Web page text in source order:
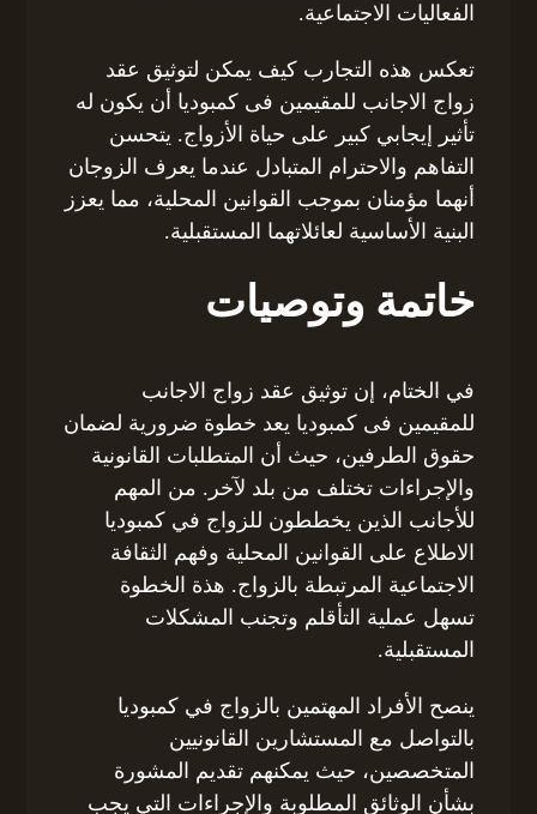
الفعاليات الاجتماعية.
تعكس هذه التجارب كيف يمكن لتوثيق عقد
زواج الاجانب للمقيمين فى كمبوديا أن يكون له
تأثير إيجابي كبير على حياة الأزواج. يتحسن
التفاهم والاحترام المتبادل عندما يعرف الزوجان
أنهما مؤمنان بموجب القوانين المحلية، مما يعزز
البنية الأساسية لعائلاتهما المستقبلية.
خاتمة وتوصيات
في الختام، إن توثيق عقد زواج الاجانب
للمقيمين فى كمبوديا يعد خطوة ضرورية لضمان
حقوق الطرفين، حيث أن المتطلبات القانونية
والإجراءات تختلف من بلد لآخر. من المهم
للأجانب الذين يخططون للزواج في كمبوديا
الاطلاع على القوانين المحلية وفهم الثقافة
الاجتماعية المرتبطة بالزواج. هذة الخطوة
تسهل عملية التأقلم وتجنب المشكلات
المستقبلية.
ينصح الأفراد المهتمين بالزواج في كمبوديا
بالتواصل مع المستشارين القانونيين
المتخصصين، حيث يمكنهم تقديم المشورة
بشأن الوثائق المطلوبة والإجراءات التي يجب